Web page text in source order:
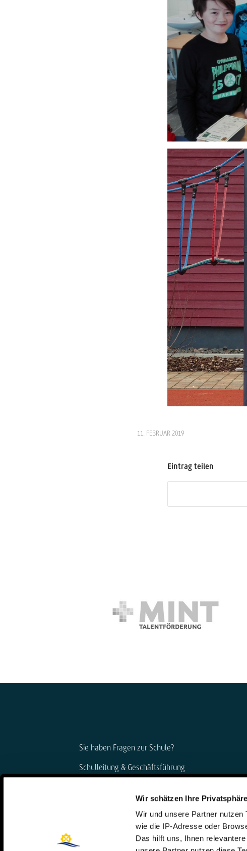
Wir schätzen Ihre
Wir und unsere Partner nutzen
wie die IP-Adresse oder
Das hilft uns, Ihnen
11. FEBRUAR 2019
Eintrag teilen
Sie haben Fragen zur Schule?
Schulleitung & Geschäftsführung
Telefon: 06421 408-20
schule@steinmuehle.de